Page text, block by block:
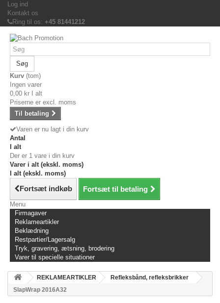
Log ind
Kontakt os
Ring til os: +45 81441212
Søg
Kurv (tom)
Ingen varer
0,00 kr
I alt
Priserne er excl. moms
Til betaling
Varen er nu lagt i din kurv
Antal
I alt
Der er 1 vare i din kurv
Varer i alt (ekskl. moms)
I alt (ekskl. moms)
Fortsæt indkøb Fortsæt til betaling
Menu
Firmagaver
Reklameartikler
Beklædning
Restpartier/Lagersalg
Tryk, gravering, ætsning, brodering
Varer til specielle situationer
REKLAMEARTIKLER
Refleksbånd, refleksbrikker
SlapWrap 2016A32